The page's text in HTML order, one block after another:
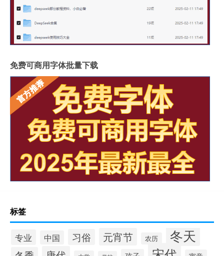
免费可商用字体批量下载
标签
专业 中国 习俗 元宵节 农历 冬天